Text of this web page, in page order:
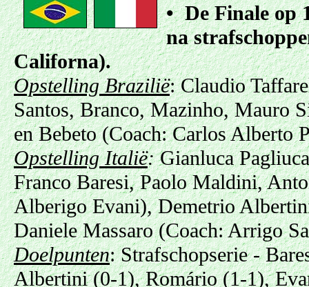
•De Finaleop
na
Californa).
Opstelling Brazilië: Claudio
Santos, Branco, Mazinho, Mauro
en Bebeto (Coach: Carlos Alberto
Opstelling Italië:Gianluca
Franco Baresi, Paolo Maldini,
Alberigo Evani), Demetrio
Daniele Massaro (Coach: Arrigo
Doelpunten: Strafschopserie -
Albertini (0-1), Romário (1-1),